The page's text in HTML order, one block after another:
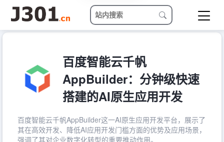
百度智能云千帆
AppBuilder：分钟级快速
搭建的AI原生应用开发
百度智能云千帆AppBuilder这一AI原生应用开发平台，展示了
其在高效开发、降低AI应用开发门槛方面的优势及应用场景，
强调了其对企业数字化转型的重要推动作用。